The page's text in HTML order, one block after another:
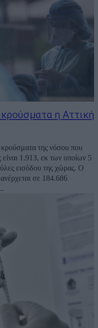
η Αττική
της νόσου που
είναι 1.913, εκ των οποίων 5
εισόδου της χώρας. Ο
σε 184.686